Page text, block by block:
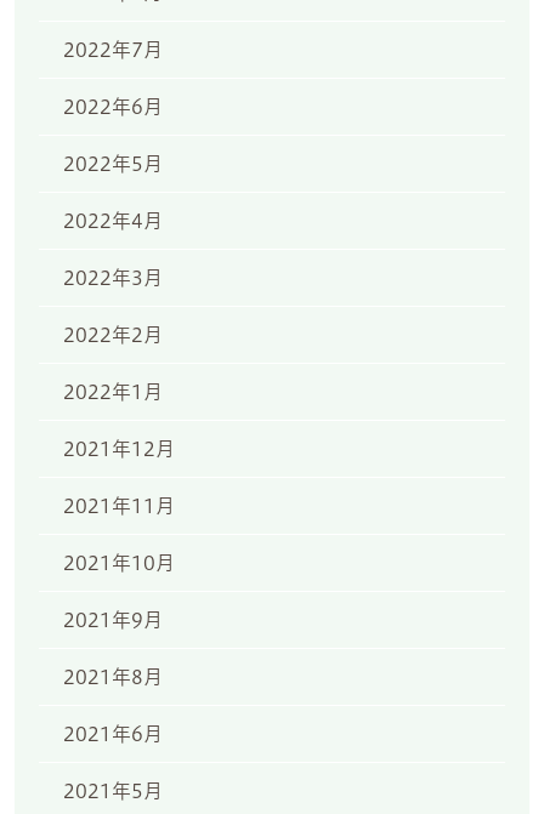
2022年7月
2022年6月
2022年5月
2022年4月
2022年3月
2022年2月
2022年1月
2021年12月
2021年11月
2021年10月
2021年9月
2021年8月
2021年6月
2021年5月